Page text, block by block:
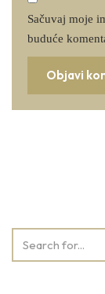
Sačuvaj moje
buduće